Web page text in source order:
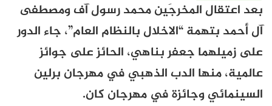
بعد اعتقال المخرجَين محمد رسول آف ومصطفى
آل أحمد بتهمة “الاخلال بالنظام العام”، جاء الدور
على زميلهما جعفر بناهي، الحائز على جوائز
عالمية، منها الدب الذهبي في مهرجان برلين
السينمائي وجائزة في مهرجان كان.